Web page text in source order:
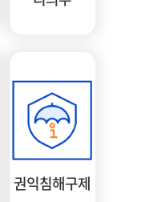
권익침해구제